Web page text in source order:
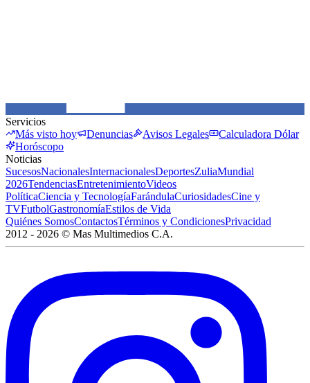
Servicios
Más visto hoy
Denuncias Avisos Legales
Calculadora Dólar
Horóscopo
Noticias
SucesosNacionalesInternacionalesDeportesZuliaMundial
2026TendenciasEntretenimientoVideos
PolíticaCiencia y TecnologíaFarándulaCuriosidadesCine y
TVFutbolGastronomíaEstilos de Vida
Quiénes SomosContactosTérminos y CondicionesPrivacidad
2012 - 2026 © Mas Multimedios C.A.